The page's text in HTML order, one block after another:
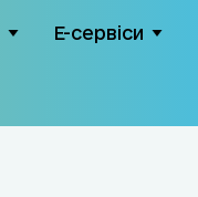
Е-сервіси